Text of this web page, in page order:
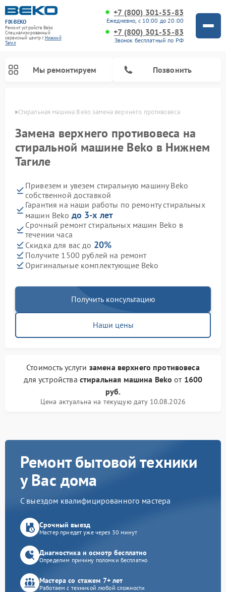
FIX-BEKO
Ремонт устройств Beko
Специализированный
cервисный центр г.Нижний
Тагил
+7 (800) 301-55-83
Ежедневно, с 10:00 до 20:00
+7 (800) 301-55-83
Звонок бесплатный по РФ
Мы ремонтируем Позвонить
Стиральная машина Beko замена верхнего противовеса
Замена верхнего противовеса на
стиральной машине Beko в Нижнем
Тагиле
Привезем и увезем стиральную машину Beko
собственной доставкой
Гарантия на наши работы по ремонту стиральных
машин Beko до 3-х лет
Срочный ремонт стиральных машин Beko в
течении часа
Скидка для вас до 20%
Получите 1500 рублей на ремонт
Оригинальные комплектующие Beko
Получить консультацию
Наши цены
Стоимость услуги замена верхнего противовеса
для устройства стиральная машина Beko от 1600
руб.
Цена актуальна на текущую дату 10.08.2026
Ремонт бытовой техники
у Вас дома
С выездом квалифицированного мастера
Срочный выезд
Мастер приедет уже через 30 минут
Диагностика и осмотр бесплатно
Определим причину поломки бесплатно
Мастера со стажем 7+ лет
Работаем с техникой любой сложности